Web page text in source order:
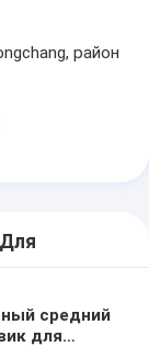
район
средний
для